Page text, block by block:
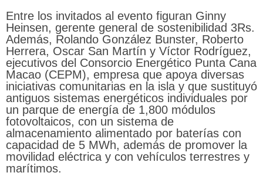
Entre los invitados al evento figuran Ginny
Heinsen, gerente general de sostenibilidad 3Rs.
Además, Rolando González Bunster, Roberto
Herrera, Oscar San Martín y Víctor Rodríguez,
ejecutivos del Consorcio Energético Punta Cana
Macao (CEPM), empresa que apoya diversas
iniciativas comunitarias en la isla y que sustituyó
antiguos sistemas energéticos individuales por
un parque de energía de 1,800 módulos
fotovoltaicos, con un sistema de
almacenamiento alimentado por baterías con
capacidad de 5 MWh, además de promover la
movilidad eléctrica y con vehículos terrestres y
marítimos.